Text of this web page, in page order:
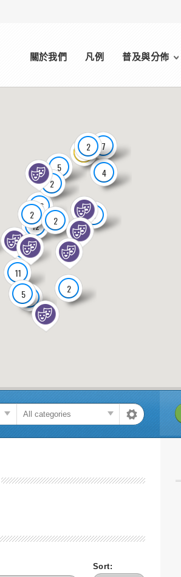
Main menu
關於我們 凡例 普及與分佈
29
7
12
11
11
8
3
16
2 2
5
2
5
2
4
2
Sort: